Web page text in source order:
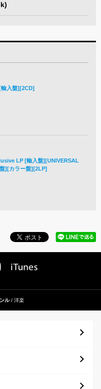
入盤][2CD]
LP [輸入盤][UNIVERSAL
][カラー盤][2LP]
ル 洋楽